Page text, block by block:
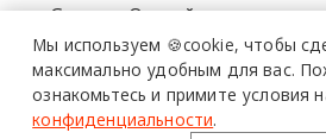
и «Суган». Одной и знаковых
стал светильник «Су»,
командой марки с
дуба. Прототипами
Мы используем 🍪cookie, чтобы
максимально удобным для вас.
ознакомьтесь и примите условия
конфиденциальности.